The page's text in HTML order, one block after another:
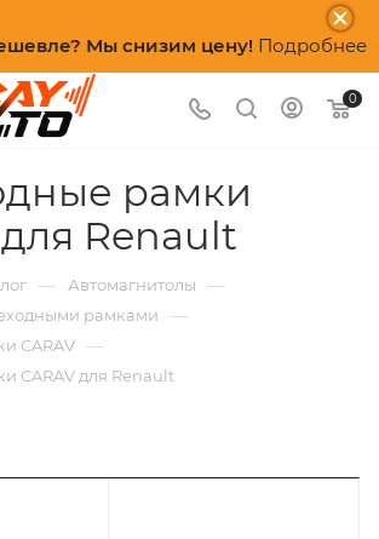
Мы снизим цену! Подробнее
0
рамки
Renault
— Автомагнитолы —
рамками —
CARAV —
CARAV для Renault